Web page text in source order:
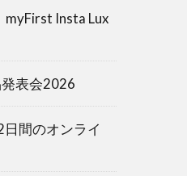
myFirst Insta Lux
表会2026
間のオンライ